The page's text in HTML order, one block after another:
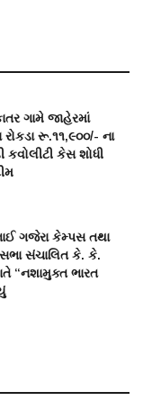
ગામે જાહેરમાં
રૂ.૧૧,૯૦૦/- ના
કવોલીટી કેસ શોધી
ગજેરા કેમ્પસ તથા
સંચાલિત કે. કે.
“નશામુક્ત ભારત